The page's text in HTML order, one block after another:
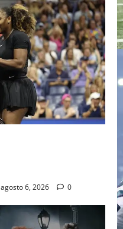
agosto 6, 2026 0